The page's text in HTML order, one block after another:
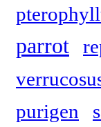
parrot
purigen